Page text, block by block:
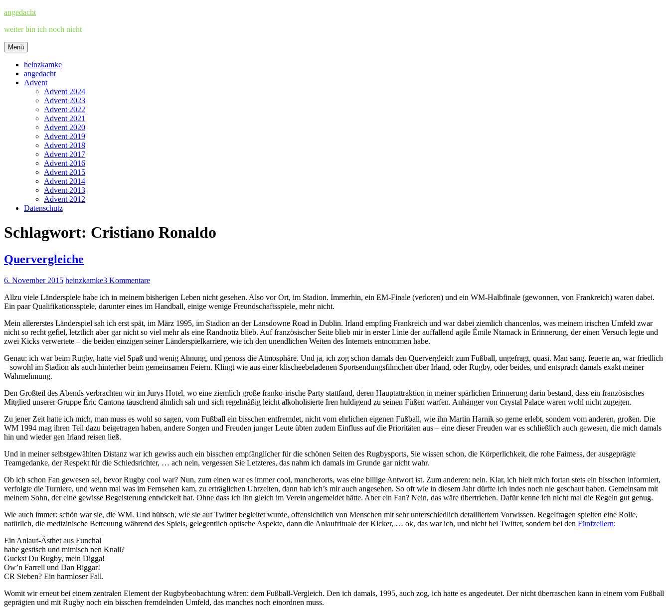
Zum
springen
angedacht
weiter bin ich noch nicht
Menü
heinzkamke
angedacht
Advent
Advent 2024
Advent 2023
Advent 2022
Advent 2021
Advent 2020
Advent 2019
Advent 2018
Advent 2017
Advent 2016
Advent 2015
Advent 2014
Advent 2013
Advent 2012
Datenschutz
Schlagwort: Cristiano Ronaldo
Quervergleiche
6. November 2015 heinzkamke3 Kommentare
Allzu viele Länderspiele habe ich in meinem bisherigen Leben nicht gesehen. Also vor Ort, im Stadion. Immerhin, ein EM-Finale (verloren) und ein WM-Halbfinale (gewonnen, von Frankreich) waren dabei.
Ein paar Qualifikationsspiele, darunter eines im Handball, einige wenige Freundschaftsspiele, mehr nicht.
Mein allererstes Länderspiel sah ich erst spät, im März 1995, im Stadion an der Lansdowne Road in Dublin. Irland empfing Frankreich und war dabei ziemlich chancenlos, was meinem irischen Umfeld zwar
nicht so recht gefiel, letztlich aber gar nicht so viel mehr als eine Randnotiz blieb. Auf französischer Seite blieb mir in erster Linie der auffallend agile Émile Ntamack in Erinnerung, der einen Versuch legte und
zwei Kicks verwertete – die beiden einzigen seiner Länderspielkarriere, wie ich den unendlichen Weiten des Internets entnommen habe.
Genau: ich war beim Rugby, hatte viel Spaß und wenig Ahnung, und genoss die Atmosphäre. Und ja, ich zog schon damals den Quervergleich zum Fußball, ungefragt, quasi. Man sang, feuerte an, war friedlich
– sowohl im Stadion als auch hinterher beim gemeinsamen Feiern. Klingt wie aus einer klischeebeladenen Sportsendungsfilmchen über Irland, oder Rugby, oder beides, und entsprach damals exakt meiner
Wahrnehmung.
Den Großteil des Abends verbrachten wir im Jurys Hotel, wo eine ziemlich große franko-irische Party stattfand, deren Hauptattraktion in meiner spärlichen Erinnerung darin bestand, dass ein französisches
Mitglied unserer Gruppe Éric Cantona täuschend ähnlich sah und sich regelmäßig leicht alkoholisierte Iren huldigend zu seinen Füßen warfen. Anhänger von Crystal Palace waren wohl nicht zugegen.
Zu jener Zeit hatte ich mich, man muss es wohl so sagen, vom Fußball ein bisschen entfremdet, nicht vom ehrlichen eigenen Fußball, wie ihn Martin Harnik so gerne erlebt, sondern vom anderen, großen. Die
WM 1994 mag ihren Teil dazu beigetragen haben, andere Sorgen und Freuden junger Leute übten zudem Einfluss auf die Prioritäten aus – eine dieser Freuden war es schließlich auch gewesen, die mich damals
hin und wieder gen Irland reisen ließ.
Und in meiner selbstgewählten Distanz war ich gewiss auch ein bisschen empfänglicher für die schönen Seiten des Rugbysports, Sie wissen schon, die Körperlichkeit, die rohe Fairness, der ausgeprägte
Teamgedanke, der Respekt für die Schiedsrichter, … ach nein, vergessen Sie Letzteres, das nahm ich damals im Grunde gar nicht wahr.
Ob ich schon Fan gewesen sei, bevor Rugby cool war? Nun, zum einen war es immer cool, mancherorts, was eine billige Antwort ist. Zum anderen: nein. Klar, ich hielt mich fortan stets ein bisschen informiert,
verfolgte die Turniere, und wenn mal was im Fernsehen kam, zu erträglichen Uhrzeiten, dann hab ich’s mir auch angesehen. So oft wie in diesem Jahr dürfte ich indes noch nie geschaut haben. Gemeinsam mit
meinem Sohn, der eine gewisse Begeisterung entwickelt hat. Ohne dass ich ihn gleich im Verein angemeldet hätte. Aber ein Fan? Nein, das wäre übertrieben. Dafür kenne ich nicht mal die Regeln gut genug.
Wie auch immer: schön war sie, die WM. Und hübsch, wie sie auf Twitter begleitet wurde, offensichtlich von Menschen mit sehr unterschiedlich detailliertem Vorwissen. Regelfragen spielten eine Rolle,
natürlich, die medizinische Betreuung während des Spiels, gelegentlich optische Aspekte, dann die Anlaufrituale der Kicker, … ok, das war ich, und nicht bei Twitter, sondern bei den Fünfzeilern:
Ein Anlauf-Ästhet aus Funchal
habe gestisch und mimisch nen Knall?
Guckst Du Rugby, mein Digga!
Ow’n Farrell und Dan Biggar!
CR Sieben? Ein harmloser Fall.
Womit wir erneut bei einem zentralen Element der Rugbybeobachtung wären: dem Fußball-Vergleich. Den ich damals, 1995, auch zog, ich hatte es angedeutet. Der nicht überraschen kann in einem vom Fußball
geprägten und mit Rugby noch ein bisschen fremdelnden Umfeld, das manches noch einordnen muss.